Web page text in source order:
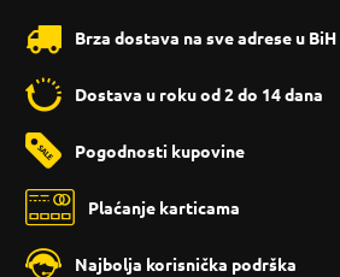
Brza dostava na sve adrese u BiH
Dostava u roku od 2 do 14 dana
Pogodnosti kupovine
Plaćanje karticama
Najbolja korisnička podrška